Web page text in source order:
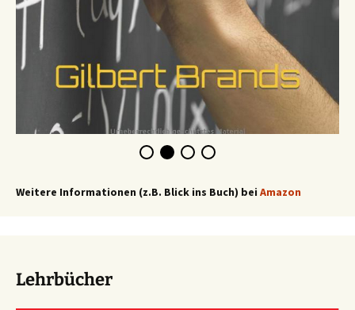
Weitere Informationen (z.B. Blick ins Buch) bei Amazon
Lehrbücher